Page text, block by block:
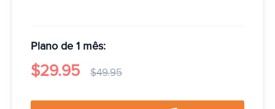
Plano de 1 mês:
$29.95 $49.95